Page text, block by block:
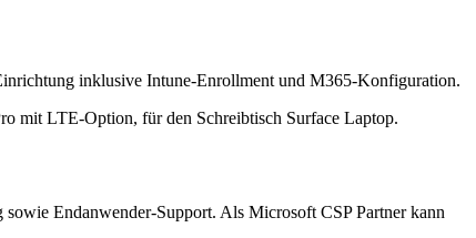
inklusive Intune-Enrollment und M365-Konfiguration.
mit LTE-Option, für den Schreibtisch Surface Laptop.
Endanwender-Support. Als Microsoft CSP Partner kann